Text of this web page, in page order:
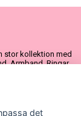
stor kollektion med
Armband, Ringar
&
det